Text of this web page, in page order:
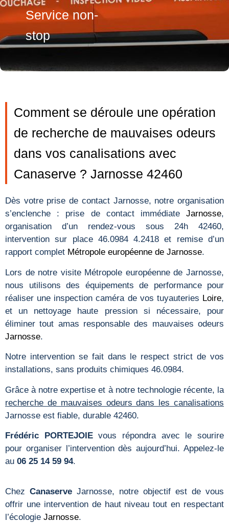
Service non-
stop
Comment se déroule une opération
de recherche de mauvaises odeurs
dans vos canalisations avec
Canaserve ? Jarnosse 42460
Dès votre prise de contact Jarnosse, notre organisation
s’enclenche : prise de contact immédiate Jarnosse,
organisation d’un rendez-vous sous 24h 42460,
intervention sur place 46.0984 4.2418 et remise d’un
rapport complet Métropole européenne de Jarnosse.
Lors de notre visite Métropole européenne de Jarnosse,
nous utilisons des équipements de performance pour
réaliser une inspection caméra de vos tuyauteries Loire,
et un nettoyage haute pression si nécessaire, pour
éliminer tout amas responsable des mauvaises odeurs
Jarnosse.
Notre intervention se fait dans le respect strict de vos
installations, sans produits chimiques 46.0984.
Grâce à notre expertise et à notre technologie récente, la
recherche de mauvaises odeurs dans les canalisations
Jarnosse est fiable, durable 42460.
Frédéric PORTEJOIEvous répondra avec le sourire
pour organiser l’intervention dès aujourd’hui. Appelez-le
au 06 25 14 59 94.
Chez Canaserve Jarnosse, notre objectif est de vous
offrir une intervention de haut niveau tout en respectant
l’écologie Jarnosse.